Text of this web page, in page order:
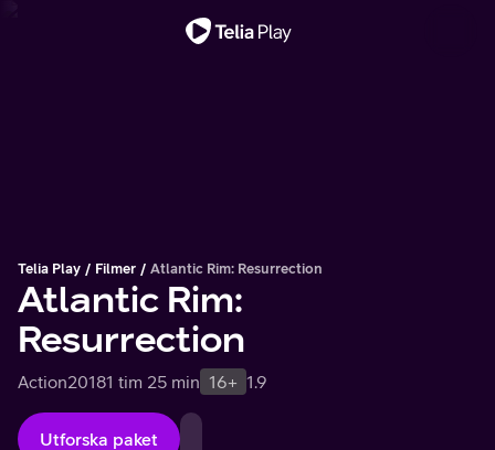
Telia Play Filmer Atlantic Rim: Resurrection
Atlantic Rim:
Resurrection
Action20181 tim 25 min 16+ 1.9
Utforska paket